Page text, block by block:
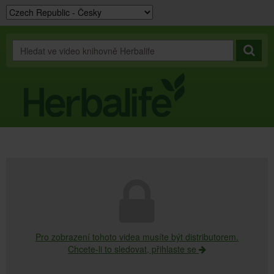
Pro zobrazení tohoto videa musíte být distributorem.
Chcete-li to sledovat, přihlaste se